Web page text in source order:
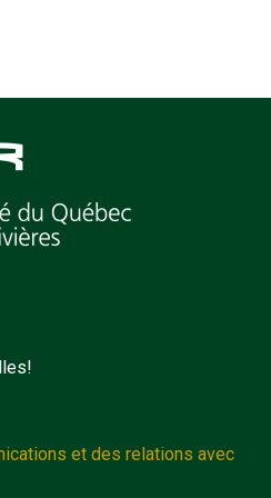
et des relations avec